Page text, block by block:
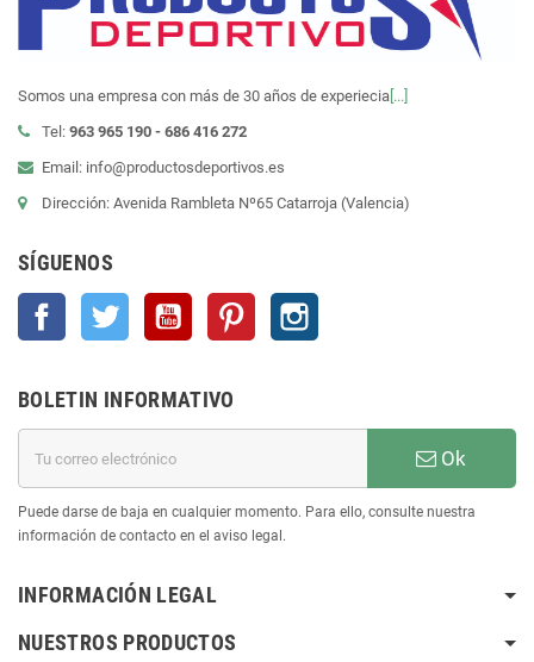
Somos una empresa con más de 30 años de experiecia [...]
Tel: 963 965 190 - 686 416 272
Email: info@productosdeportivos.es
Dirección: Avenida Rambleta Nº65 Catarroja (Valencia)
SÍGUENOS
Facebook Twitter YouTube Pinterest
BOLETIN INFORMATIVO
Ok
Puede darse de baja en cualquier momento. Para ello, consulte nuestra
información de contacto en el aviso legal.
INFORMACIÓN LEGAL
NUESTROS PRODUCTOS